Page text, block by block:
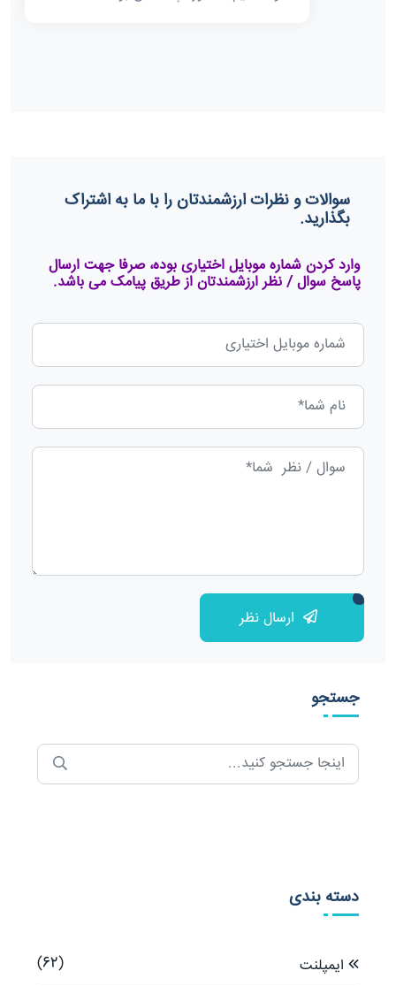
سوالات و نظرات ارزشمندتان را با ما به اشتراک
بگذارید.
وارد کردن شماره موبایل اختیاری بوده، صرفا جهت ارسال
پاسخ سوال / نظر ارزشمندتان از طریق پیامک می باشد.
ارسال نظر
جستجو
دسته بندی
ایمپلنت (62)